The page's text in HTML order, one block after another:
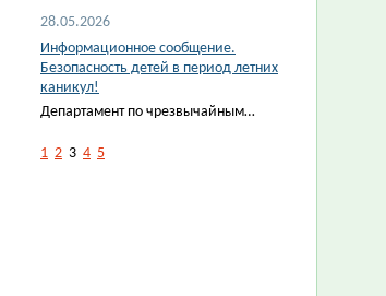
28.05.2026
Информационное сообщение.
Безопасность детей в период летних
каникул!
Департамент по чрезвычайным…
1 2 3 4 5